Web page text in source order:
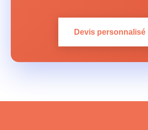
Devis personnalisé